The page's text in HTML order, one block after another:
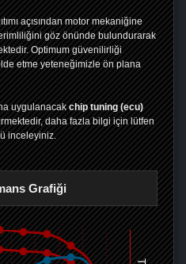
açısından motor mekaniğine
göz önünde bulundurarak
Optimum güvenilirliği
etme yeteneğimizle ön plana
uygulanacak chip tuning (ecu)
daha fazla bilgi için lütfen
inceleyiniz.
Grafiği